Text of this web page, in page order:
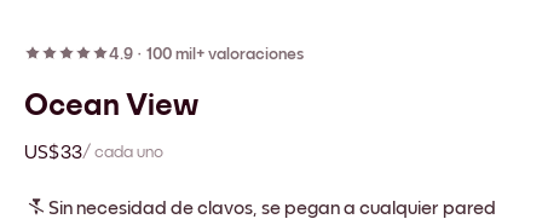
4.9 · 100 mil+ valoraciones
Ocean View
US$33/ cada uno
Sin necesidad de clavos, se pegan a cualquier pared